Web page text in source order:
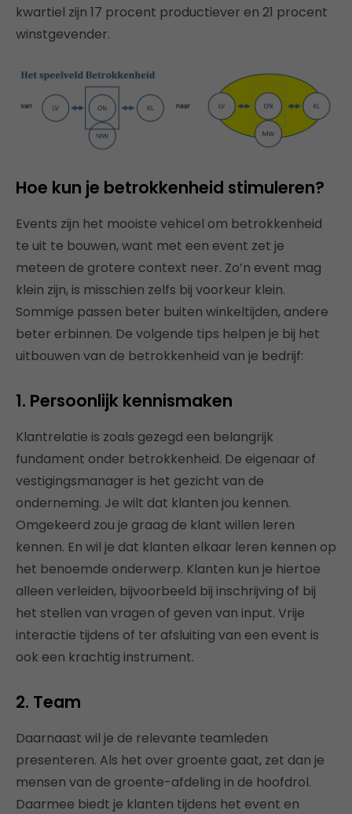
kwartiel zijn 17 procent productiever en 21 procent
winstgevender.
Hoe kun je betrokkenheid stimuleren?
Events zijn het mooiste vehicel om betrokkenheid
te uit te bouwen, want met een event zet je
meteen de grotere context neer. Zo’n event mag
klein zijn, is misschien zelfs bij voorkeur klein.
Sommige passen beter buiten winkeltijden, andere
beter erbinnen. De volgende tips helpen je bij het
uitbouwen van de betrokkenheid van je bedrijf:
1. Persoonlijk kennismaken
Klantrelatie is zoals gezegd een belangrijk
fundament onder betrokkenheid. De eigenaar of
vestigingsmanager is het gezicht van de
onderneming. Je wilt dat klanten jou kennen.
Omgekeerd zou je graag de klant willen leren
kennen. En wil je dat klanten elkaar leren kennen op
het benoemde onderwerp. Klanten kun je hiertoe
alleen verleiden, bijvoorbeeld bij inschrijving of bij
het stellen van vragen of geven van input. Vrije
interactie tijdens of ter afsluiting van een event is
ook een krachtig instrument.
2. Team
Daarnaast wil je de relevante teamleden
presenteren. Als het over groente gaat, zet dan je
mensen van de groente-afdeling in de hoofdrol.
Daarmee biedt je klanten tijdens het event en